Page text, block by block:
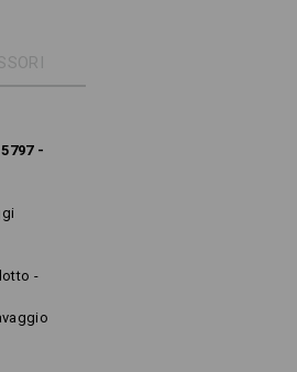
-
-